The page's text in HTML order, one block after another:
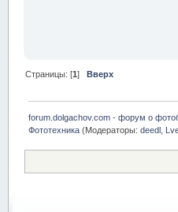
Страницы: [1]Вверх
forum.dolgachov.com - форум о
Фототехника (Модераторы:deedl